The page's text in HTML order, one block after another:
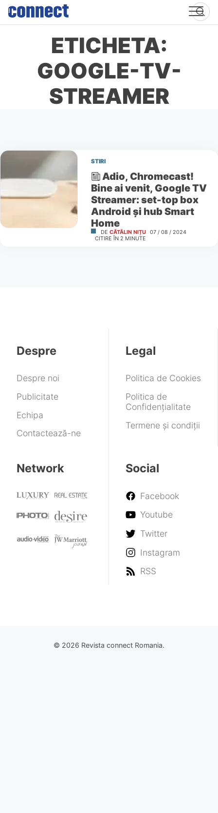
Skip
content
ETICHETA:
GOOGLE-TV-
STREAMER
STIRI
Adio, Chromecast!
Bine ai venit, Google TV
Streamer: set-top box
Android și hub Smart
Home
DE CĂTĂLIN NIȚU 07 / 08 / 2024
CITIRE ÎN 2 MINUTE
Despre
Despre noi
Publicitate
Echipa
Contactează-ne
Legal
Politica de Cookies
Politica de
Confidențialitate
Termene și condiții
Network Social
Facebook
Youtube
Twitter
Instagram
RSS
© 2026 Revista connect Romania.